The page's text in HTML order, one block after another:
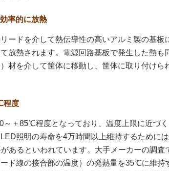
率的に放熱
ードを介して熱伝導性の高いアルミ製の基板
放熱されます。電源回路基板で発生した熱も
材を介して筐体に移動し、筐体に取り付けら
程度
～＋85℃程度となっており、温度上限に近づ
照明の寿命を4万時間以上維持するために
あるといわれています。大手メーカーの調査
ド線の接合部の温度）の発熱量を35℃に維持